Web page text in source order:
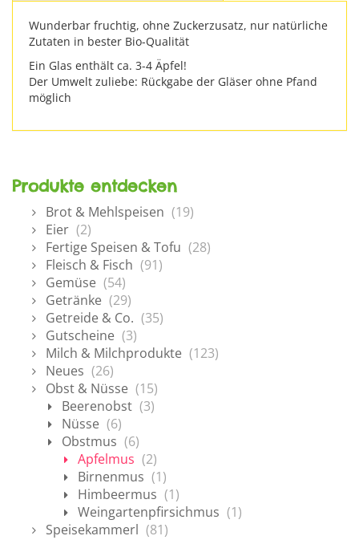
Wunderbar fruchtig, ohne Zuckerzusatz, nur natürliche
Zutaten in bester Bio-Qualität
Ein Glas enthält ca. 3-4 Äpfel!
Der Umwelt zuliebe: Rückgabe der Gläser ohne Pfand
möglich
Produkte entdecken
Brot & Mehlspeisen (19)
Eier (2)
Fertige Speisen & Tofu (28)
Fleisch & Fisch (91)
Gemüse (54)
Getränke (29)
Getreide & Co. (35)
Gutscheine (3)
Milch & Milchprodukte (123)
Neues (26)
Obst & Nüsse (15)
Beerenobst (3)
Nüsse (6)
Obstmus (6)
Apfelmus (2)
Birnenmus (1)
Himbeermus (1)
Weingartenpfirsichmus (1)
Speisekammerl (81)